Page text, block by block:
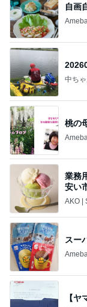
自画
中ち
桃の
業務
安い
トレ
AKO |
スー
【